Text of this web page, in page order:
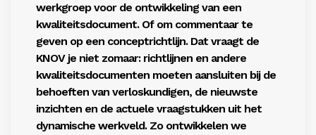
werkgroep voor de ontwikkeling van een
kwaliteitsdocument. Of om commentaar te
geven op een conceptrichtlijn. Dat vraagt de
KNOV je niet zomaar: richtlijnen en andere
kwaliteitsdocumenten moeten aansluiten bij de
behoeften van verloskundigen, de nieuwste
inzichten en de actuele vraagstukken uit het
dynamische werkveld. Zo ontwikkelen we